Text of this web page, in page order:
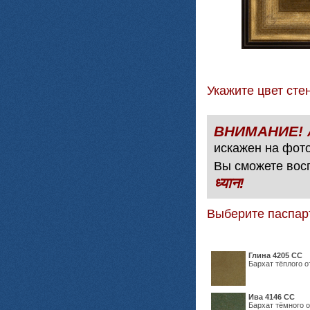
Укажите цвет
искажен на
Вы сможете
ध्यान!
Выберите
Глина 4205 СС
Бархат тёплого
Ива 4146 СС
Бархат тёмного